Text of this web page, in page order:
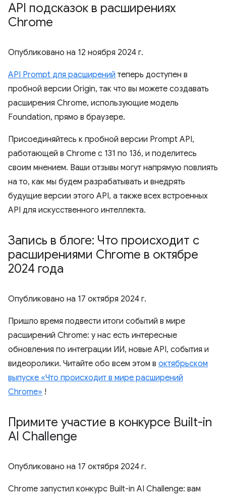
API подсказок в расширениях
Chrome
Опубликовано на 12 ноября 2024 г.
API Prompt для расширений теперь доступен в
пробной версии Origin, так что вы можете создавать
расширения Chrome, использующие модель
Foundation, прямо в браузере.
Присоединяйтесь к пробной версии Prompt API,
работающей в Chrome с 131 по 136, и поделитесь
своим мнением. Ваши отзывы могут напрямую повлиять
на то, как мы будем разрабатывать и внедрять
будущие версии этого API, а также всех встроенных
API для искусственного интеллекта.
Запись в блоге: Что происходит с
расширениями Chrome в октябре
2024 года
Опубликовано на 17 октября 2024 г.
Пришло время подвести итоги событий в мире
расширений Chrome: у нас есть интересные
обновления по интеграции ИИ, новые API, события и
видеоролики. Читайте обо всем этом в октябрьском
выпуске «Что происходит в мире расширений
Chrome» !
Примите участие в конкурсе Built-in
AI Challenge
Опубликовано на 17 октября 2024 г.
Chrome запустил конкурс Built-in AI Challenge: вам